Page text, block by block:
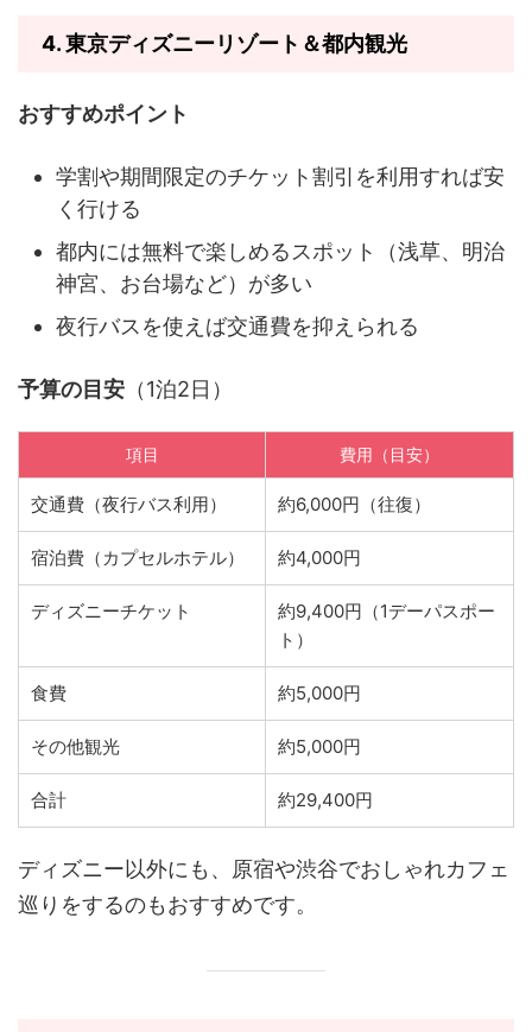
4.東京ディズニーリゾート＆都内観光
おすすめポイント
学割や期間限定のチケット割引を利用すれば安
く行ける
都内には無料で楽しめるスポット（浅草、明治
神宮、お台場など）が多い
夜行バスを使えば交通費を抑えられる
予算の目安 （1泊2日）
項目 費用（目安）
交通費（夜行バス利用） 約6,000円（往復）
宿泊費（カプセルホテル） 約4,000円
ディズニーチケット
約9,400円（1デーパスポー
ト）
食費 約5,000円
その他観光 約5,000円
合計 約29,400円
ディズニー以外にも、原宿や渋谷でおしゃれカフェ
巡りをするのもおすすめです。